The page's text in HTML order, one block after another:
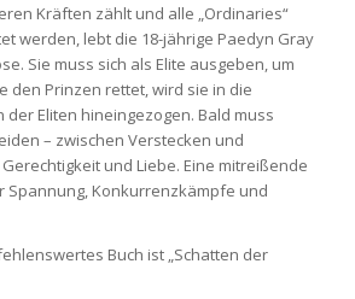
Kräften zählt und alle „Ordinaries“
werden, lebt die 18-jährige Paedyn Gray
Sie muss sich als Elite ausgeben, um
den Prinzen rettet, wird sie in die
Eliten hineingezogen. Bald muss
– zwischen Verstecken und
und Liebe. Eine mitreißende
Spannung, Konkurrenzkämpfe und
Buch ist „Schatten der